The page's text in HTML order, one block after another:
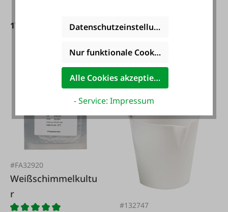
17,95 €*
#FA32920
Weißschimmelkultu
r
#132747
Datenschutzeinstellungen
Nur funktionale Cookies akzeptieren
Alle Cookies akzeptieren
- Service: Impressum